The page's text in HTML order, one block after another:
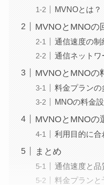
MVNOとは？
MVNOとMNOの
通信速度の制
通信ネットワ
MVNOとMNOの
料金プランの
MNOの料金
MVNOとMNOの
利用目的に合
まとめ
通信速度と品
料金プランと